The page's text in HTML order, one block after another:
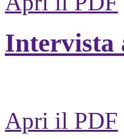
Intervista
Apri il PDF